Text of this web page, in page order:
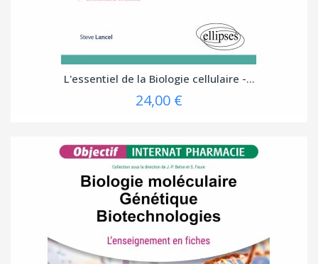
L'essentiel de la Biologie cellulaire -...
24,00 €